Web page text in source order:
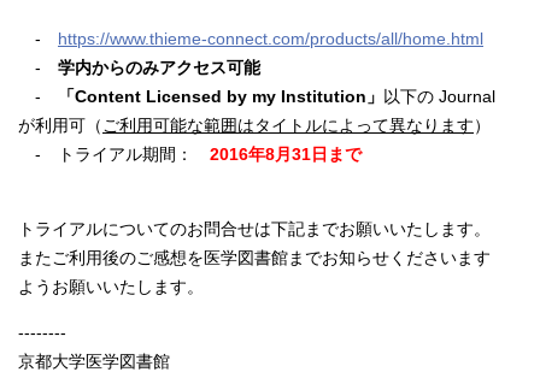
- https://www.thieme-connect.com/products/all/home.html
- 学内からのみアクセス可能
-
「Content Licensed by my Institution」 以下の Journal
が利用可（ ご利用可能な範囲はタイトルによって異なります）
- トライアル期間： 2016年8月31日まで
トライアルについてのお問合せは下記までお願いいたします。
またご利用後のご感想を医学図書館までお知らせくださいます
ようお願いいたします。
--------
京都大学医学図書館